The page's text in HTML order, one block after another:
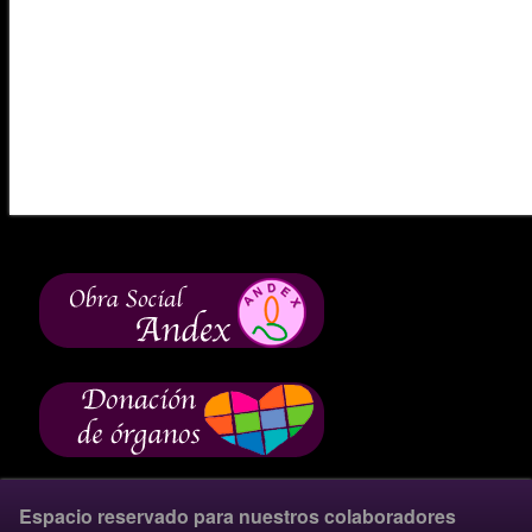
Espacio reservado para nuestros colaboradores